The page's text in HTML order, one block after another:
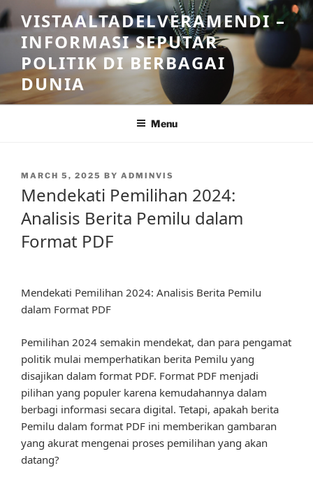
Skip
to
content
VISTAALTADELVERAMENDI –
INFORMASI SEPUTAR
POLITIK DI BERBAGAI
DUNIA
Menu
POSTED
MARCH 5, 2025 BY ADMINVIS
Mendekati Pemilihan 2024:
Analisis Berita Pemilu dalam
Format PDF
Mendekati Pemilihan 2024: Analisis Berita Pemilu
dalam Format PDF
Pemilihan 2024 semakin mendekat, dan para pengamat
politik mulai memperhatikan berita Pemilu yang
disajikan dalam format PDF. Format PDF menjadi
pilihan yang populer karena kemudahannya dalam
berbagi informasi secara digital. Tetapi, apakah berita
Pemilu dalam format PDF ini memberikan gambaran
yang akurat mengenai proses pemilihan yang akan
datang?